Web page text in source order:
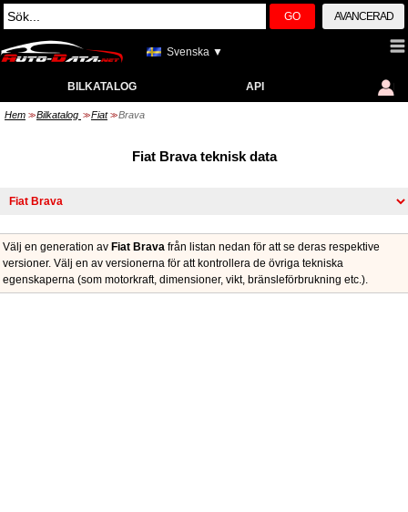
GO AVANCERAD
Svenska ▼
BILKATALOG API
Hem >> Bilkatalog >> Fiat >> Brava
Fiat Brava teknisk data
Välj en generation av Fiat Brava från listan nedan för att se deras respektive
versioner. Välj en av versionerna för att kontrollera de övriga tekniska
egenskaperna (som motorkraft, dimensioner, vikt, bränsleförbrukning etc.).